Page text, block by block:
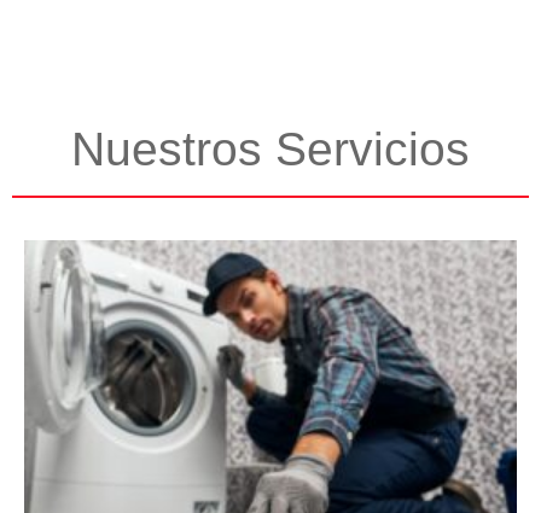
Nuestros Servicios